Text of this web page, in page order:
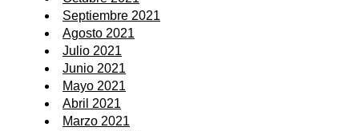
Septiembre 2021
Agosto 2021
Julio 2021
Junio 2021
Mayo 2021
Abril 2021
Marzo 2021